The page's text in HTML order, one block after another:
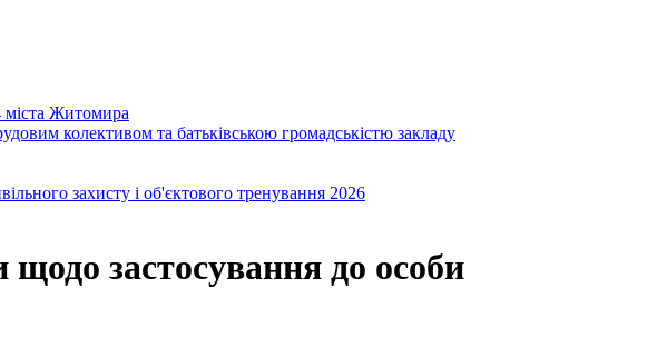
міста Житомира
колективом та батьківською громадськістю закладу
захисту і об'єктового тренування 2026
застосування до особи